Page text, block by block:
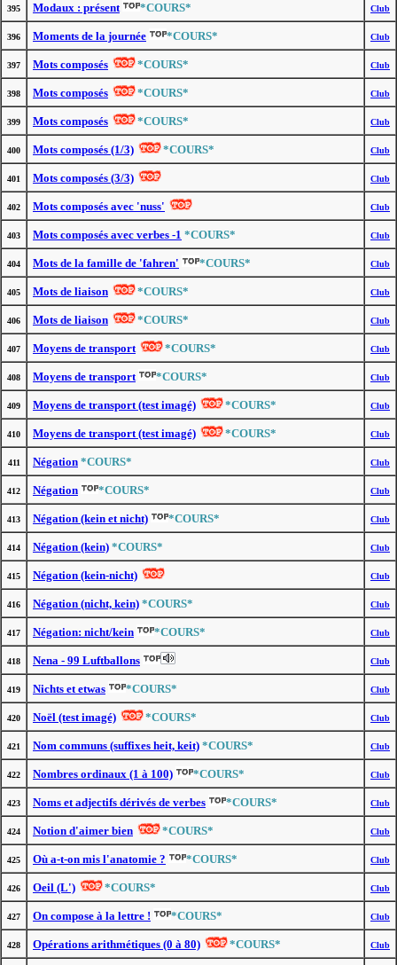
395 Modaux : présent *COURS* Club
396 Moments de la journée *COURS* Club
397 Mots composés *COURS* Club
398 Mots composés *COURS* Club
399 Mots composés *COURS* Club
400 Mots composés (1/3) *COURS* Club
401 Mots composés (3/3) Club
402 Mots composés avec 'nuss' Club
403 Mots composés avec verbes -1 *COURS* Club
404 Mots de la famille de 'fahren' *COURS* Club
405 Mots de liaison *COURS* Club
406 Mots de liaison *COURS* Club
407 Moyens de transport *COURS* Club
408 Moyens de transport *COURS* Club
409 Moyens de transport (test imagé) *COURS* Club
410 Moyens de transport (test imagé) *COURS* Club
411 Négation *COURS* Club
412 Négation *COURS* Club
413 Négation (kein et nicht) *COURS* Club
414 Négation (kein) *COURS* Club
415 Négation (kein-nicht) Club
416 Négation (nicht, kein) *COURS* Club
417 Négation: nicht/kein *COURS* Club
418 Nena - 99 Luftballons Club
419 Nichts et etwas *COURS* Club
420 Noël (test imagé) *COURS* Club
421 Nom communs (suffixes heit, keit) *COURS* Club
422 Nombres ordinaux (1 à 100) *COURS* Club
423 Noms et adjectifs dérivés de verbes *COURS* Club
424 Notion d'aimer bien *COURS* Club
425 Où a-t-on mis l'anatomie ? *COURS* Club
426 Oeil (L') *COURS* Club
427 On compose à la lettre ! *COURS* Club
428 Opérations arithmétiques (0 à 80) *COURS* Club